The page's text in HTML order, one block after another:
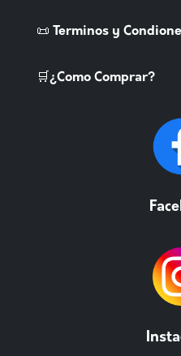
📜 Terminos y
🛒¿Como Comprar?